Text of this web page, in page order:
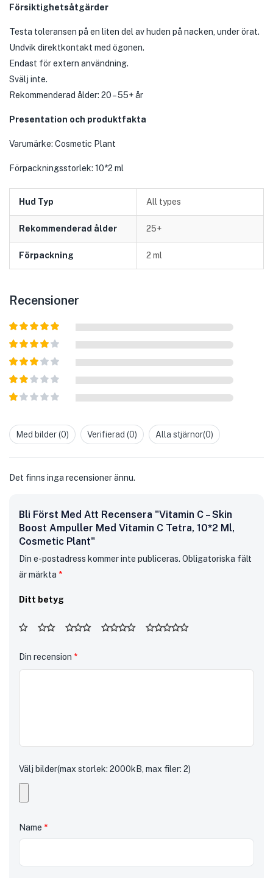
Försiktighetsåtgärder
Testa toleransen på en liten del av huden på nacken, under örat.
Undvik direktkontakt med ögonen.
Endast för extern användning.
Svälj inte.
Rekommenderad ålder: 20 – 55+ år
Presentation och produktfakta
Varumärke: Cosmetic Plant
Förpackningsstorlek: 10*2 ml
Hud Typ All types
Rekommenderad ålder 25+
Förpackning 2 ml
Recensioner
Betygsatt5
Betygsatt
4av 5
Betygsatt
3av 5
Betygsatt
2av
av
5
Med bilder (0) Verifierad (0) Alla stjärnor(0)
Det finns inga recensioner ännu.
Bli Först Med Att Recensera "Vitamin C – Skin
Boost Ampuller Med Vitamin C Tetra, 10*2 Ml,
Cosmetic Plant"
Din e-postadress kommer inte publiceras. Obligatoriska fält
är märkta *
Ditt betyg
Din recension *
Välj bilder(max storlek: 2000kB, max filer: 2)
Name *